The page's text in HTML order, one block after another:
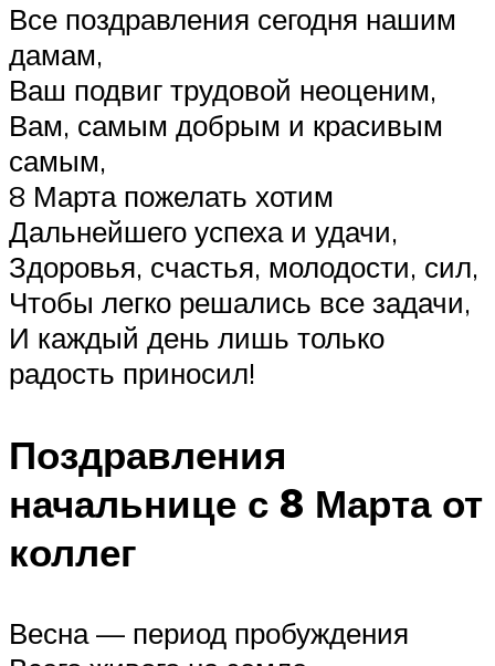
Все поздравления сегодня нашим
дамам,
Ваш подвиг трудовой неоценим,
Вам, самым добрым и красивым
самым,
8 Марта пожелать хотим
Дальнейшего успеха и удачи,
Здоровья, счастья, молодости, сил,
Чтобы легко решались все задачи,
И каждый день лишь только
радость приносил!
Поздравления
начальнице с 8 Марта от
коллег
Весна — период пробуждения